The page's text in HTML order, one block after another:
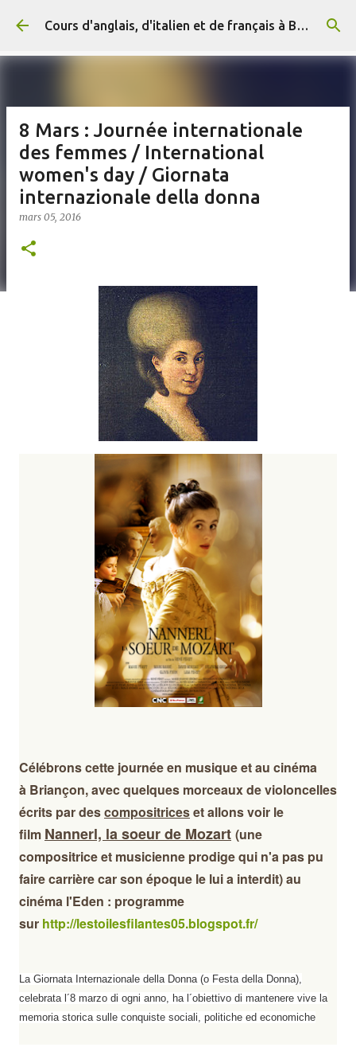
Accéder au contenu principal Cours d'anglais, d'italien et de français à Briançon et en ligne (+ 33) 06 29 15 20 83
8 Mars : Journée internationale
des femmes / International
women's day / Giornata
internazionale della donna
mars 05, 2016
Célébrons cette journée en musique et au cinéma
à Briançon, avec quelques morceaux de violoncelles
écrits par descompositriceset allons voir le
film Nannerl, la soeur de Mozart (une
compositrice et musicienne prodige qui n'a pas pu
faire carrière car son époque le lui a interdit)au
cinéma l'Eden : programme
sur http://lestoilesfilantes05.blogspot.fr/
La Giornata Internazionale della Donna (o Festa della Donna),
celebrata l´8 marzo di ogni anno, ha l´obiettivo di mantenere vive la
memoria storica sulle conquiste sociali, politiche ed economiche